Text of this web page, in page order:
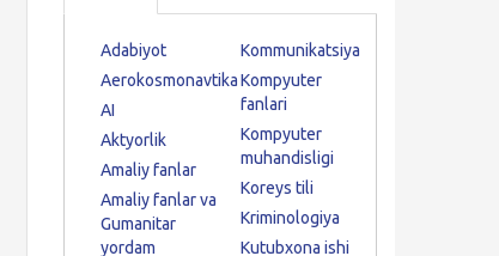
Adabiyot
Aerokosmonavtika
AI
Aktyorlik
Amaliy fanlar
Amaliy fanlar va
Gumanitar
yordam
Kommunikatsiya
Kompyuter
fanlari
Kompyuter
muhandisligi
Koreys tili
Kriminologiya
Kutubxona ishi